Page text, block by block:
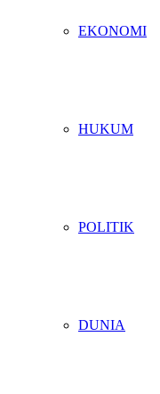
EKONOMI
HUKUM
POLITIK
DUNIA